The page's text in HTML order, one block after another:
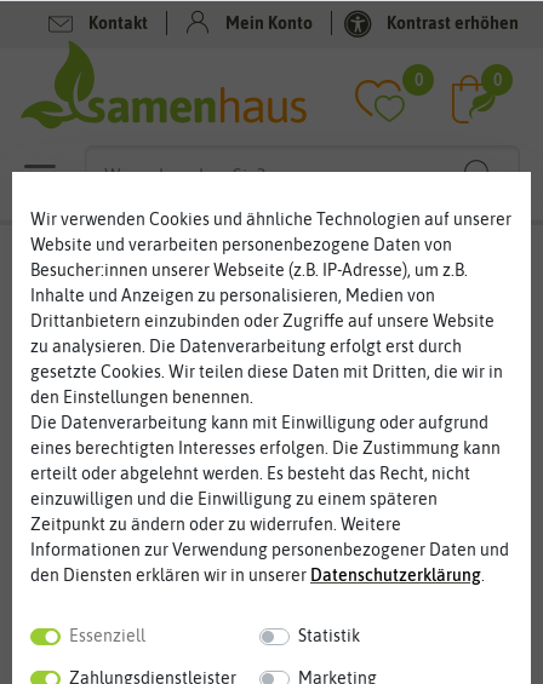
Kontakt Mein Konto Kontrast erhöhen
0 0
Keimsprossen
Keimsprossen – die gesunden Pflanzensprossen
Würzige Keimsprossen lassen sich auf Fensterbank, Balkon und
im Garten leicht selber ziehen. Die knackigen Zöglinge sind
echte Vitaminbomben, die nicht nur im Winter für ein intaktes
Immunsystem gut sind. Die Keimsprossen sind sehr gesund. Aus
Gemüse- und Kräutersamen entstehen kleine Vitamin-
Kraftwerke. Sie benötigen nur wenig Platz für die Anzucht der
Keimsprossen. Meist können Sie schon innerhalb weniger Tage
die Keimsprossen im Salat, dem Smoothie oder anderen
Gerichten verwenden.
Filter
Wir verwenden Cookies und ähnliche Technologien auf unserer
Website und verarbeiten personenbezogene Daten von
Besucher:innen unserer Webseite (z.B. IP-Adresse), um z.B.
Inhalte und Anzeigen zu personalisieren, Medien von
Drittanbietern einzubinden oder Zugriffe auf unsere Website
zu analysieren. Die Datenverarbeitung erfolgt erst durch
gesetzte Cookies. Wir teilen diese Daten mit Dritten, die wir in
den Einstellungen benennen.
Die Datenverarbeitung kann mit Einwilligung oder aufgrund
eines berechtigten Interesses erfolgen. Die Zustimmung kann
erteilt oder abgelehnt werden. Es besteht das Recht, nicht
einzuwilligen und die Einwilligung zu einem späteren
Zeitpunkt zu ändern oder zu widerrufen. Weitere
Informationen zur Verwendung personenbezogener Daten und
den Diensten erklären wir in unserer Daten­schutz­erklärung.
Essenziell Statistik
Zahlungsdienstleister Marketing